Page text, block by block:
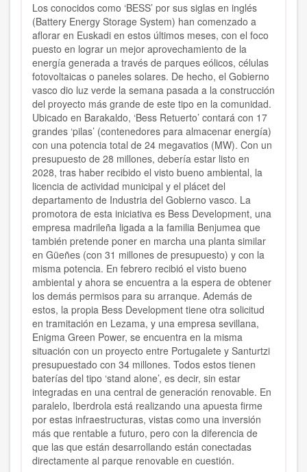
Los conocidos como ‘BESS’ por sus siglas en inglés
(Battery Energy Storage System) han comenzado a
aflorar en Euskadi en estos últimos meses, con el foco
puesto en lograr un mejor aprovechamiento de la
energía generada a través de parques eólicos, células
fotovoltaicas o paneles solares. De hecho, el Gobierno
vasco dio luz verde la semana pasada a la construcción
del proyecto más grande de este tipo en la comunidad.
Ubicado en Barakaldo, ‘Bess Retuerto’ contará con 17
grandes ‘pilas’ (contenedores para almacenar energía)
con una potencia total de 24 megavatios (MW). Con un
presupuesto de 28 millones, debería estar listo en
2028, tras haber recibido el visto bueno ambiental, la
licencia de actividad municipal y el plácet del
departamento de Industria del Gobierno vasco. La
promotora de esta iniciativa es Bess Development, una
empresa madrileña ligada a la familia Benjumea que
también pretende poner en marcha una planta similar
en Güeñes (con 31 millones de presupuesto) y con la
misma potencia. En febrero recibió el visto bueno
ambiental y ahora se encuentra a la espera de obtener
los demás permisos para su arranque. Además de
estos, la propia Bess Development tiene otra solicitud
en tramitación en Lezama, y una empresa sevillana,
Enigma Green Power, se encuentra en la misma
situación con un proyecto entre Portugalete y Santurtzi
presupuestado con 34 millones. Todos estos tienen
baterías del tipo ‘stand alone’, es decir, sin estar
integradas en una central de generación renovable. En
paralelo, Iberdrola está realizando una apuesta firme
por estas infraestructuras, vistas como una inversión
más que rentable a futuro, pero con la diferencia de
que las que están desarrollando están conectadas
directamente al parque renovable en cuestión.